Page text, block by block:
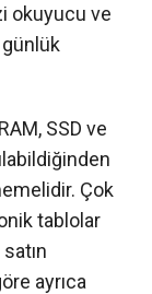
okuyucu ve
günlük
SSD ve
Çok
tablolar
ayrıca